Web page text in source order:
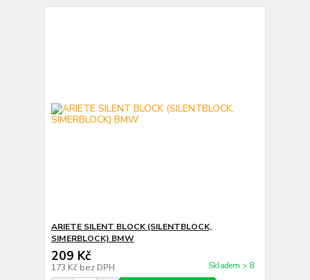
ARIETE SILENT BLOCK (SILENTBLOCK,
SIMERBLOCK) BMW
209 Kč
173 Kč bez DPH Skladem > 8